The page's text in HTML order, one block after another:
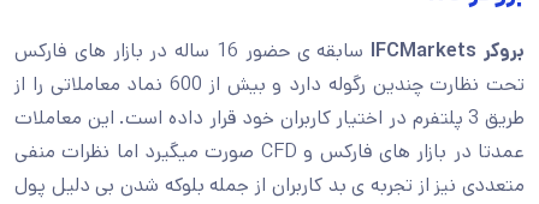
بروکر IFCMarkets
سابقه ی حضور 16 ساله در بازار های فارکس
تحت نظارت چندین رگوله دارد و بیش از 600 نماد معاملاتی را از
طریق 3 پلتفرم در اختیار کاربران خود قرار داده است. این معاملات
عمدتا در بازار های فارکس و CFD صورت میگیرد اما نظرات منفی
متعددی نیز از تجربه ی بد کاربران از جمله بلوکه شدن بی دلیل پول